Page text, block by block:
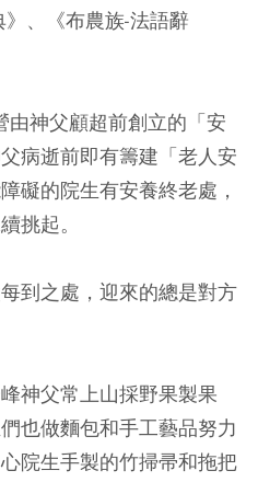
、《布農族-法語辭
神父顧超前創立的「安
病逝前即有籌建「老人安
礙的院生有安養終老處，
挑起。
到之處，迎來的總是對方
神父常上山採野果製果
也做麵包和手工藝品努力
院生手製的竹掃帚和拖把